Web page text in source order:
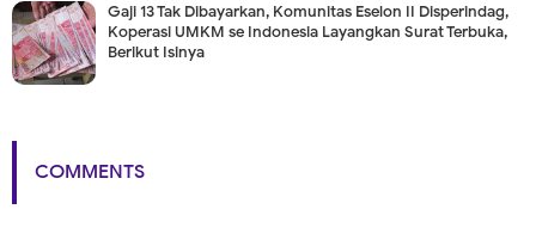
Gaji 13 Tak Dibayarkan, Komunitas Eselon II Disperindag,
Koperasi UMKM se Indonesia Layangkan Surat Terbuka,
Berikut Isinya
COMMENTS